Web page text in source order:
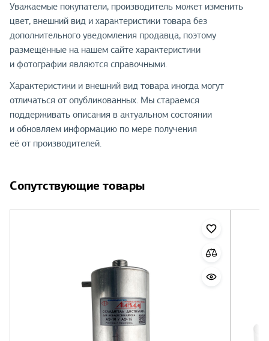
Уважаемые покупатели, производитель может изменить
цвет, внешний вид и характеристики товара без
дополнительного уведомления продавца, поэтому
размещённые на нашем сайте характеристики
и фотографии являются справочными.
Характеристики и внешний вид товара иногда могут
отличаться от опубликованных. Мы стараемся
поддерживать описания в актуальном состоянии
и обновляем информацию по мере получения
её от производителей.
Сопутствующие товары